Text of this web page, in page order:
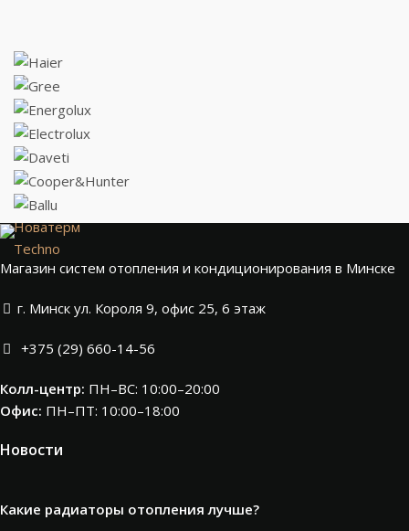
Новатерм
Techno
Магазин систем отопления и кондиционирования в Минске
г. Минск ул. Короля 9, офис 25, 6 этаж
+375 (29) 660-14-56
Колл-центр: ПН–ВС: 10:00–20:00​
Офис: ПН–ПТ: 10:00–18:00
Новости
Какие радиаторы отопления лучше?